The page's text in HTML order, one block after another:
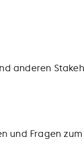
anderen
und Fragen